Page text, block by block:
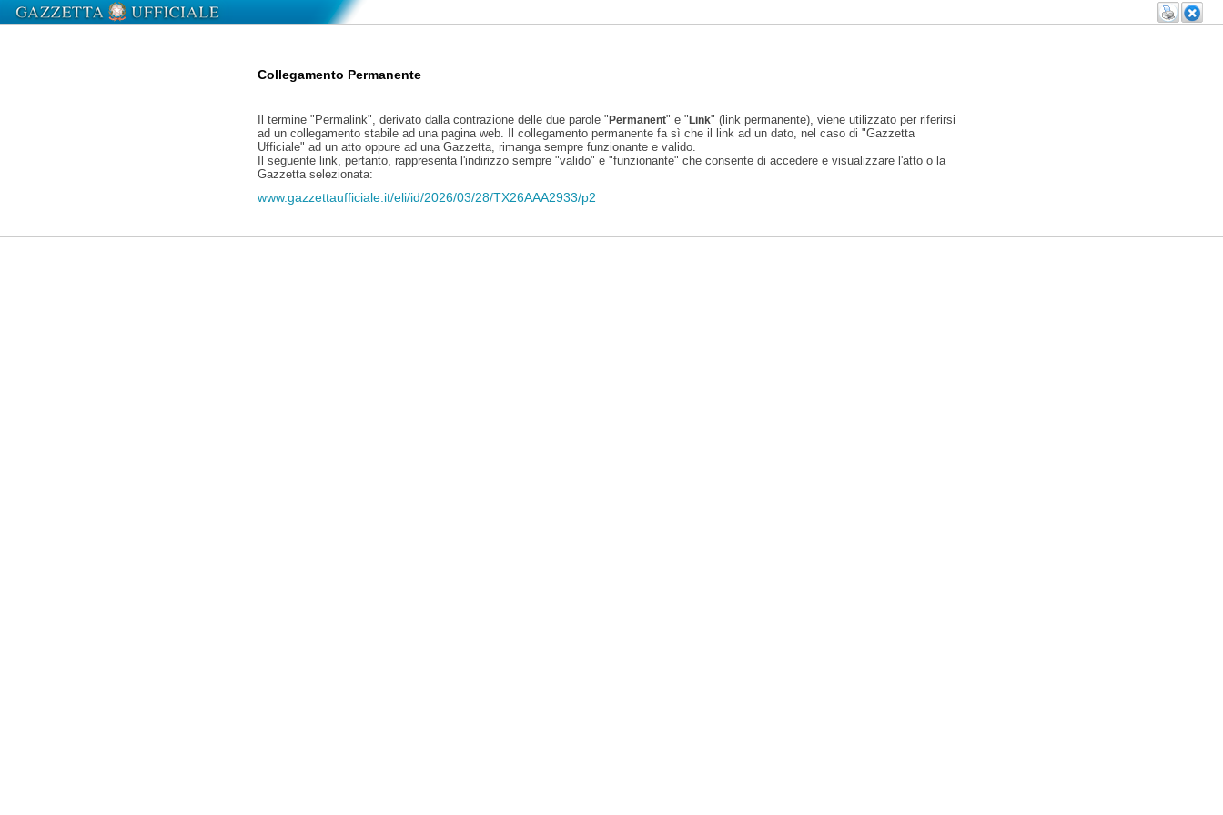
Collegamento Permanente
Il termine "Permalink", derivato dalla contrazione delle due parole "Permanent" e "Link" (link permanente), viene utilizzato per riferirsi
ad un collegamento stabile ad una pagina web. Il collegamento permanente fa sì che il link ad un dato, nel caso di "Gazzetta
Ufficiale" ad un atto oppure ad una Gazzetta, rimanga sempre funzionante e valido.
Il seguente link, pertanto, rappresenta l'indirizzo sempre "valido" e "funzionante" che consente di accedere e visualizzare l'atto o la
Gazzetta selezionata:
www.gazzettaufficiale.it/eli/id/2026/03/28/TX26AAA2933/p2